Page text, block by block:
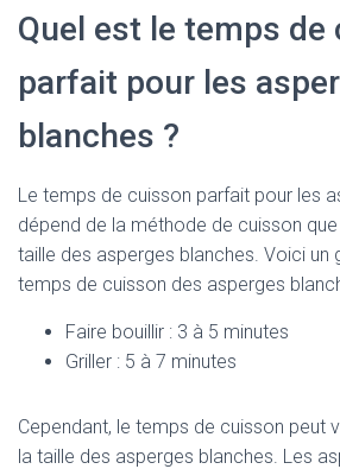
Quel est le temps de
parfait pour les
blanches ?
Le temps de cuisson parfait pour les
dépend de la méthode de cuisson
taille des asperges blanches. Voici un
temps de cuisson des asperges
Faire bouillir : 3 à 5 minutes
Griller : 5 à 7 minutes
Cependant, le temps de cuisson peut
la taille des asperges blanches. Les